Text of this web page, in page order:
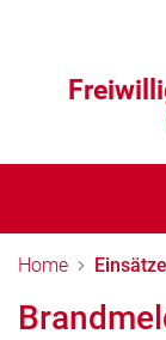
Home Einsätze